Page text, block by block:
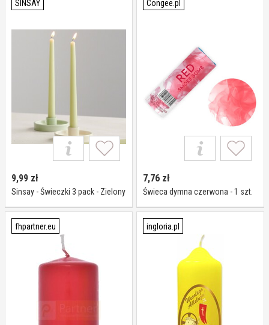
SINSAY
9,99 zł
Sinsay - Świeczki 3 pack - Zielony
Congee.pl
7,76 zł
Świeca dymna czerwona - 1 szt.
fhpartner.eu ingloria.pl